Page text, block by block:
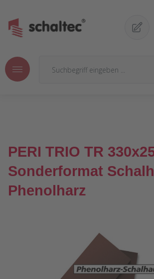
PERI TRIO TR
Sonderformat
Phenolharz
Bildergalerie überspringen